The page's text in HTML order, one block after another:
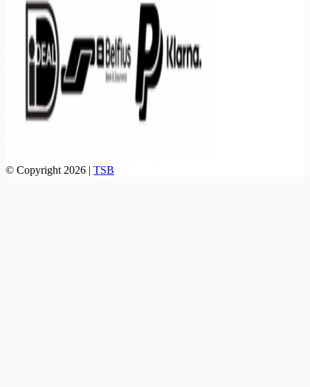
© Copyright 2026 | TSB